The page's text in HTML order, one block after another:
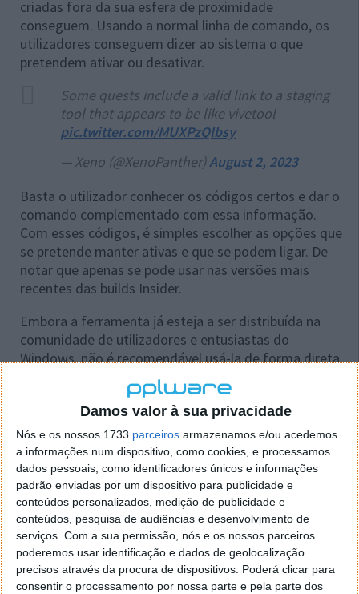
Damos valor à sua privacidade
Nós e os nossos 1733 parceiros armazenamos e/ou acedemos
a informações num dispositivo, como cookies, e processamos
dados pessoais, como identificadores únicos e informações
padrão enviadas por um dispositivo para publicidade e
conteúdos personalizados, medição de publicidade e
conteúdos, pesquisa de audiências e desenvolvimento de
serviços. Com a sua permissão, nós e os nossos parceiros
poderemos usar identificação e dados de geolocalização
precisos através da procura de dispositivos. Poderá clicar para
consentir o processamento por nossa parte e pela parte dos
criadas fora da sua esfera de proximidade
conseguem. Usando a normal linha de comando, os
utilizadores conseguem dizer ao sistema o que
pretendem ativar ou desativar.
Some quests include a valid link to a staging
tool that appears to be like vivetool
pic.twitter.com/MUXPzQlbsy
— Xeno (@XenoPanther)August 2, 2023
Basta o utilizador conhecer os códigos certos e dar o
comando complementado com essa informação.
Com esses códigos, é simples escolher as opções que
se pretende manter ativas e que se podem ligar. De
notar que apenas se pode usar nas versões mais
recentes das builds Insider.
Embora a ferramenta já esteja a ser distribuída na
comunidade de utilizadores e entusiastas do
Windows, não é recomendável usá-la de forma direta
e pela maioria dos utilizadores do sistema da
Microsoft. Quem o fizer deve estar ciente que este é
uma ferramenta criada para os programadores que
desenvolvem o Windows 11.
Tal como acontece com outras versões, esta
alteração poderá trazer instabilidade e problemas
para os utilizadores. Deve ser usada com limites e
sempre para melhorar o Windows 11, tal como a
Microsoft o faz. Além disso, é importante que os
utilizadores se mantenham nas versões de testes
insiders do Windows 11.